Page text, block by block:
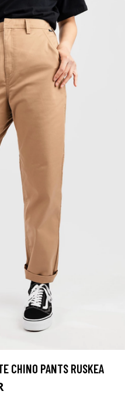
CHINO PANTS RUSKEA